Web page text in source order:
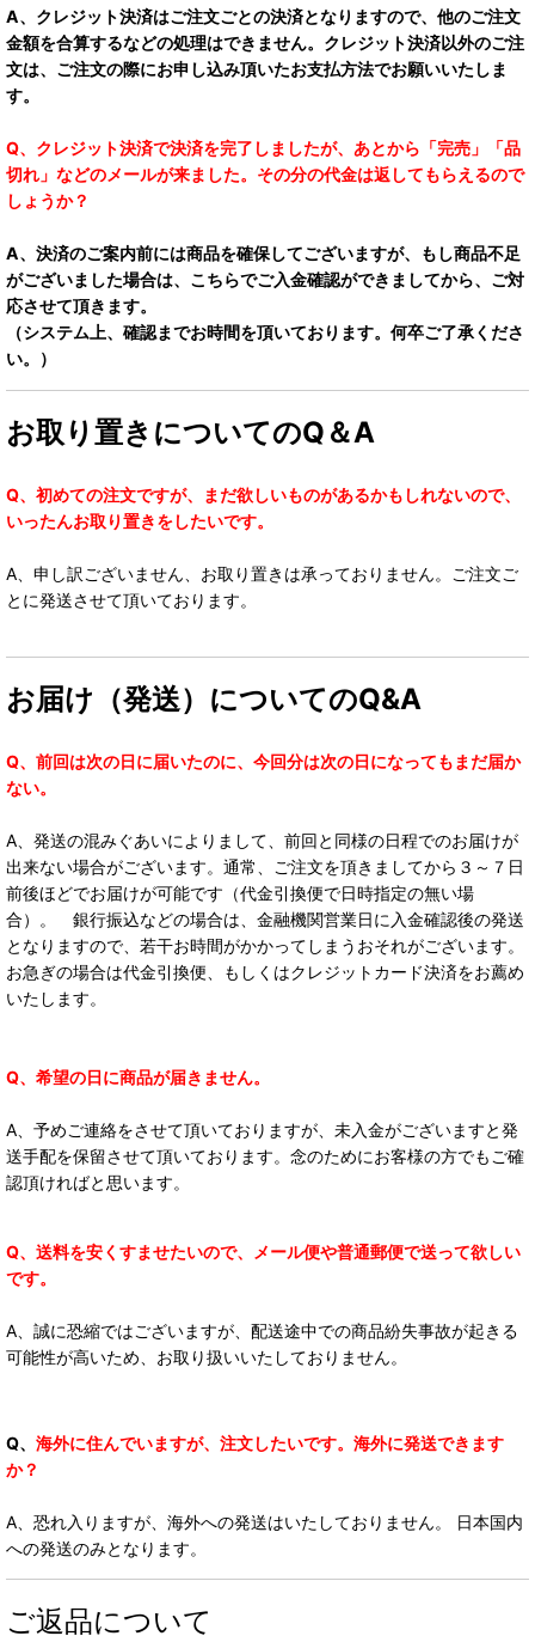
A、クレジット決済はご注文ごとの決済となりますので、他のご注文
金額を合算するなどの処理はできません。クレジット決済以外のご注
文は、ご注文の際にお申し込み頂いたお支払方法でお願いいたしま
す。
Q、クレジット決済で決済を完了しましたが、あとから「完売」「品
切れ」などのメールが来ました。その分の代金は返してもらえるので
しょうか？
A、決済のご案内前には商品を確保してございますが、もし商品不足
がございました場合は、こちらでご入金確認ができましてから、ご対
応させて頂きます。
（システム上、確認までお時間を頂いております。何卒ご了承くださ
い。）
お取り置きについてのQ＆A
Q、初めての注文ですが、まだ欲しいものがあるかもしれないので、
いったんお取り置きをしたいです。
A、申し訳ございません、お取り置きは承っておりません。ご注文ご
とに発送させて頂いております。
お届け（発送）についてのQ&A
Q、前回は次の日に届いたのに、今回分は次の日になってもまだ届か
ない。
A、発送の混みぐあいによりまして、前回と同様の日程でのお届けが
出来ない場合がございます。通常、ご注文を頂きましてから３～７日
前後ほどでお届けが可能です（代金引換便で日時指定の無い場
合）。 銀行振込などの場合は、金融機関営業日に入金確認後の発送
となりますので、若干お時間がかかってしまうおそれがございます。
お急ぎの場合は代金引換便、もしくはクレジットカード決済をお薦め
いたします。
Q、希望の日に商品が届きません。
A、予めご連絡をさせて頂いておりますが、未入金がございますと発
送手配を保留させて頂いております。念のためにお客様の方でもご確
認頂ければと思います。
Q、送料を安くすませたいので、メール便や普通郵便で送って欲しい
です。
A、誠に恐縮ではございますが、配送途中での商品紛失事故が起きる
可能性が高いため、お取り扱いいたしておりません。
Q、 海外に住んでいますが、注文したいです。海外に発送できます
か？
A、恐れ入りますが、海外への発送はいたしておりません。 日本国内
への発送のみとなります。
ご返品について